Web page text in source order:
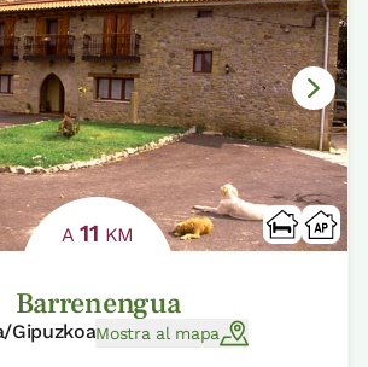
A11 KM
Barrenengua
GipuzkoaMostra al mapa